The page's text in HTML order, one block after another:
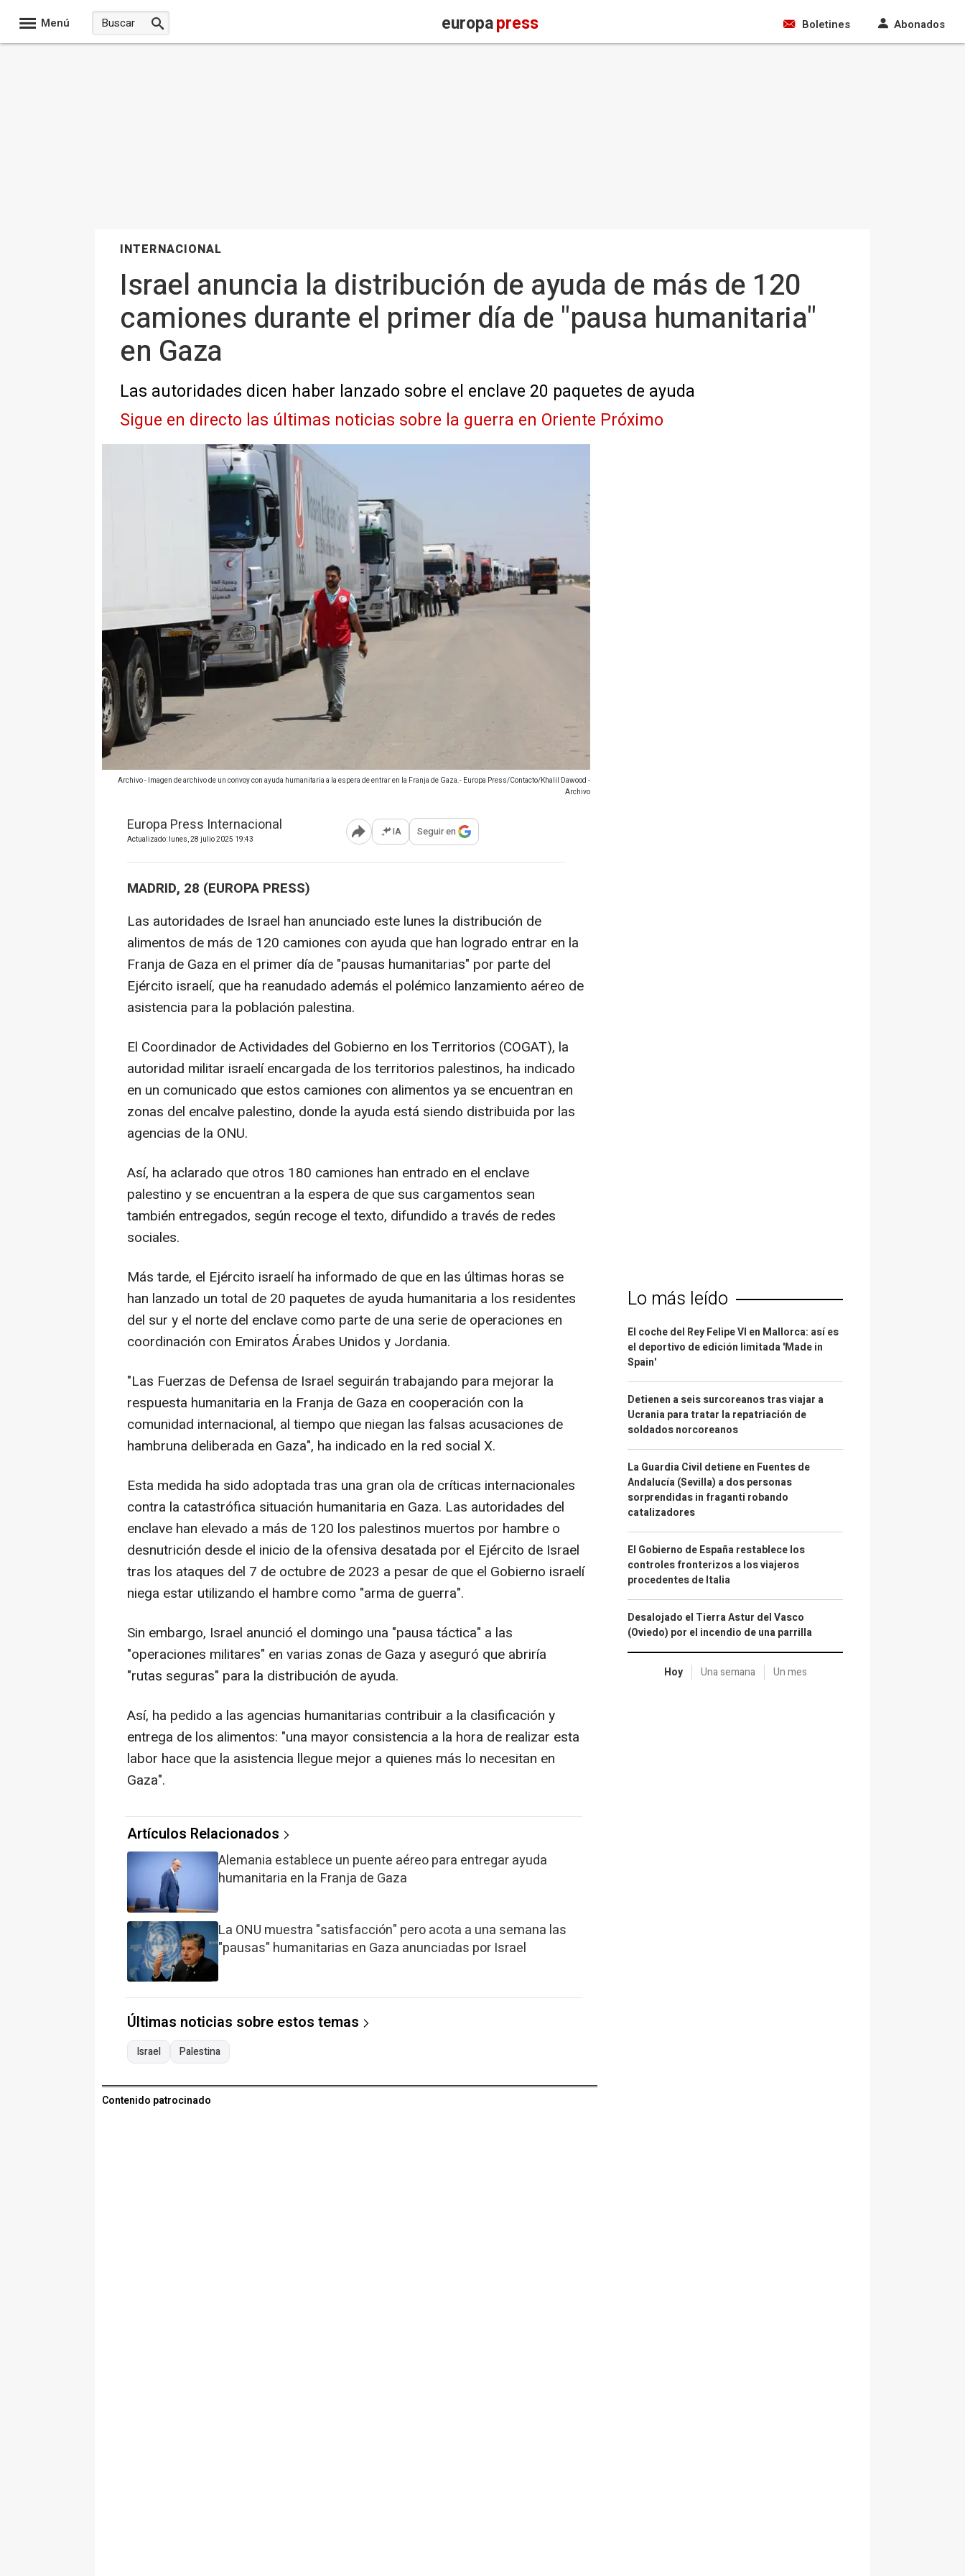
Menú europapress Boletines Abonados
INTERNACIONAL
Israel anuncia la distribución de ayuda de más de 120
camiones durante el primer día de "pausa humanitaria"
en Gaza
Las autoridades dicen haber lanzado sobre el enclave 20 paquetes de ayuda
Sigue en directo las últimas noticias sobre la guerra en Oriente Próximo
Archivo - Imagen de archivo de un convoy con ayuda humanitaria a la espera de entrar en la Franja de Gaza.- Europa Press/Contacto/Khalil Dawood -
Archivo
Europa Press Internacional
Actualizado: lunes, 28 julio 2025 19:43 Abrir opciones para compartir
IA Seguir en
MADRID, 28 (EUROPA PRESS)
Las autoridades de Israel han anunciado este lunes la distribución de
alimentos de más de 120 camiones con ayuda que han logrado entrar en la
Franja de Gaza en el primer día de "pausas humanitarias" por parte del
Ejército israelí, que ha reanudado además el polémico lanzamiento aéreo de
asistencia para la población palestina.
El Coordinador de Actividades del Gobierno en los Territorios (COGAT), la
autoridad militar israelí encargada de los territorios palestinos, ha indicado
en un comunicado que estos camiones con alimentos ya se encuentran en
zonas del encalve palestino, donde la ayuda está siendo distribuida por las
agencias de la ONU.
Así, ha aclarado que otros 180 camiones han entrado en el enclave
palestino y se encuentran a la espera de que sus cargamentos sean
también entregados, según recoge el texto, difundido a través de redes
sociales.
Más tarde, el Ejército israelí ha informado de que en las últimas horas se
han lanzado un total de 20 paquetes de ayuda humanitaria a los residentes
del sur y el norte del enclave como parte de una serie de operaciones en
coordinación con Emiratos Árabes Unidos y Jordania.
"Las Fuerzas de Defensa de Israel seguirán trabajando para mejorar la
respuesta humanitaria en la Franja de Gaza en cooperación con la
comunidad internacional, al tiempo que niegan las falsas acusaciones de
hambruna deliberada en Gaza", ha indicado en la red social X.
Esta medida ha sido adoptada tras una gran ola de críticas internacionales
contra la catastrófica situación humanitaria en Gaza. Las autoridades del
enclave han elevado a más de 120 los palestinos muertos por hambre o
desnutrición desde el inicio de la ofensiva desatada por el Ejército de Israel
tras los ataques del 7 de octubre de 2023 a pesar de que el Gobierno israelí
niega estar utilizando el hambre como "arma de guerra".
Sin embargo, Israel anunció el domingo una "pausa táctica" a las
"operaciones militares" en varias zonas de Gaza y aseguró que abriría
"rutas seguras" para la distribución de ayuda.
Así, ha pedido a las agencias humanitarias contribuir a la clasificación y
entrega de los alimentos: "una mayor consistencia a la hora de realizar esta
labor hace que la asistencia llegue mejor a quienes más lo necesitan en
Gaza".
Artículos Relacionados
Alemania establece un puente aéreo para entregar ayuda
humanitaria en la Franja de Gaza
La ONU muestra "satisfacción" pero acota a una semana las
"pausas" humanitarias en Gaza anunciadas por Israel
Últimas noticias sobre estos temas
Israel Palestina
Contenido patrocinado
Lo más leído
El coche del Rey Felipe VI en Mallorca: así es
el deportivo de edición limitada 'Made in
Spain'
Detienen a seis surcoreanos tras viajar a
Ucrania para tratar la repatriación de
soldados norcoreanos
La Guardia Civil detiene en Fuentes de
Andalucía (Sevilla) a dos personas
sorprendidas in fraganti robando
catalizadores
El Gobierno de España restablece los
controles fronterizos a los viajeros
procedentes de Italia
Desalojado el Tierra Astur del Vasco
(Oviedo) por el incendio de una parrilla
Hoy Una semana Un mes